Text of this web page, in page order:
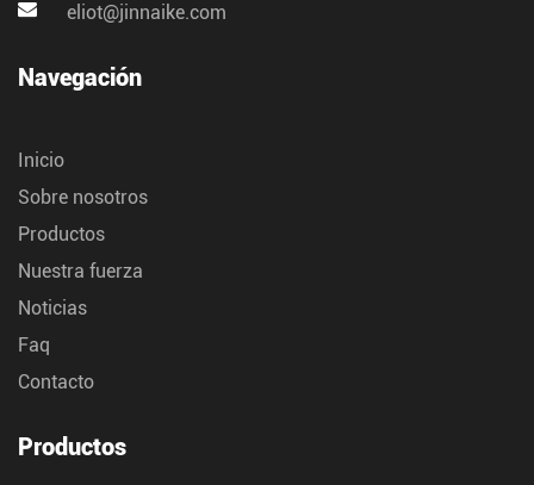
eliot@jinnaike.com
Navegación
Inicio
Sobre nosotros
Productos
Nuestra fuerza
Noticias
Faq
Contacto
Productos